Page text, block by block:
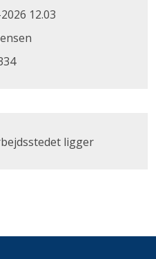
12.03
og se, hvor